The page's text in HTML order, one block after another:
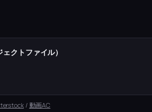
クトファイル）
/ 動画AC